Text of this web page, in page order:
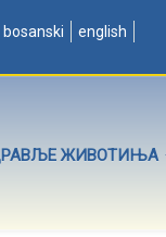
bosanski english
ЖИВОТИЊА